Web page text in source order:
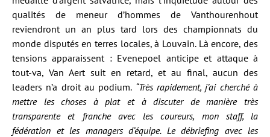
qualités de meneur d’hommes de Vanthourenhout
reviendront un an plus tard lors des championnats du
monde disputés en terres locales, à Louvain. Là encore, des
tensions apparaissent : Evenepoel anticipe et attaque à
tout-va, Van Aert suit en retard, et au final, aucun des
leaders n’a droit au podium. “Très rapidement, j’ai cherché à
mettre les choses à plat et à discuter de manière très
transparente et franche avec les coureurs, mon staff, la
fédération et les managers d’équipe. Le débriefing avec les